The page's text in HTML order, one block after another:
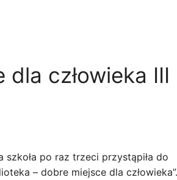
człowieka III
szkoła po raz trzeci przystąpiła do
– dobre miejsce dla człowieka”.